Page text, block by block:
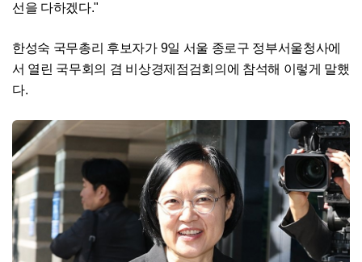
선을 다하겠다."
한성숙 국무총리 후보자가 9일 서울 종로구 정부서울청사에
서 열린 국무회의 겸 비상경제점검회의에 참석해 이렇게 말했
다.